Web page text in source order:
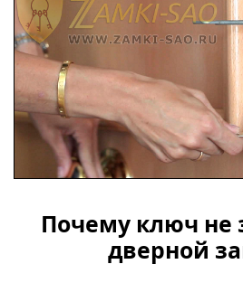
Почему ключ не
дверной